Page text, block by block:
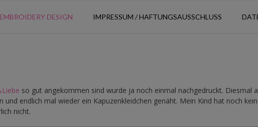
EMBROIDERY DESIGN IMPRESSUM / HAFTUNGSAUSSCHLUSS
so gut angekommen sind wurde ja noch einmal nachgedruckt. Diesmal
und endlich mal wieder ein Kapuzenkleidchen genäht. Mein Kind hat noch
nicht.